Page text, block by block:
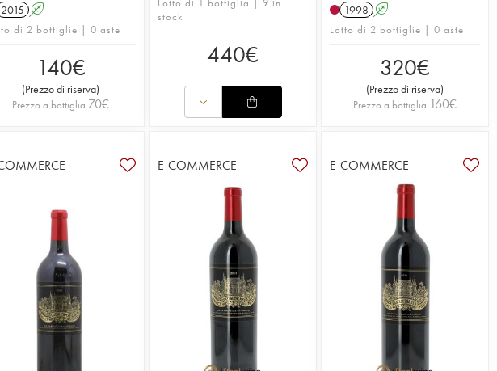
2015 A
di 2 bottiglie | 0 aste
140€
(Prezzo di riserva)
Prezzo a bottiglia 70€
stock
440€
1998 A
Lotto di 2 bottiglie | 0 aste
320€
(Prezzo di riserva)
Prezzo a bottiglia 160€
E-COMMERCE E-COMMERCE